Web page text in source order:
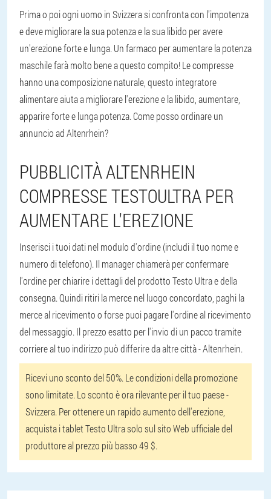
Prima o poi ogni uomo in Svizzera si confronta con l'impotenza
e deve migliorare la sua potenza e la sua libido per avere
un'erezione forte e lunga. Un farmaco per aumentare la potenza
maschile farà molto bene a questo compito! Le compresse
hanno una composizione naturale, questo integratore
alimentare aiuta a migliorare l'erezione e la libido, aumentare,
apparire forte e lunga potenza. Come posso ordinare un
annuncio ad Altenrhein?
PUBBLICITÀ ALTENRHEIN
COMPRESSE TESTOULTRA PER
AUMENTARE L'EREZIONE
Inserisci i tuoi dati nel modulo d'ordine (includi il tuo nome e
numero di telefono). Il manager chiamerà per confermare
l'ordine per chiarire i dettagli del prodotto Testo Ultra e della
consegna. Quindi ritiri la merce nel luogo concordato, paghi la
merce al ricevimento o forse puoi pagare l'ordine al ricevimento
del messaggio. Il prezzo esatto per l'invio di un pacco tramite
corriere al tuo indirizzo può differire da altre città - Altenrhein.
Ricevi uno sconto del 50%. Le condizioni della promozione
sono limitate. Lo sconto è ora rilevante per il tuo paese -
Svizzera. Per ottenere un rapido aumento dell'erezione,
acquista i tablet Testo Ultra solo sul sito Web ufficiale del
produttore al prezzo più basso 49 $.